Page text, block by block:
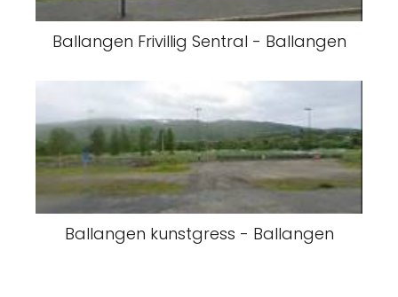
Ballangen Frivillig Sentral - Ballangen
Ballangen kunstgress - Ballangen